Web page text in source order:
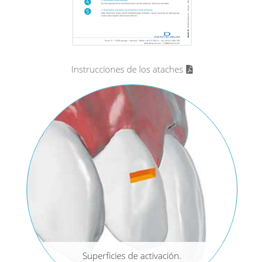
Instrucciones de los ataches
Ataches vestibulares.
Ataches linguales.
Superficies de activación.